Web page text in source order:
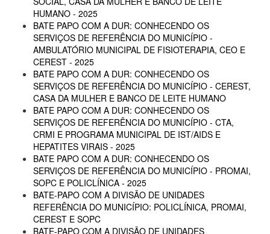
HUMANO - 2025
BATE PAPO COM A DUR: CONHECENDO OS
SERVIÇOS DE REFERÊNCIA DO MUNICÍPIO -
AMBULATÓRIO MUNICIPAL DE FISIOTERAPIA, CEO E
CEREST - 2025
BATE PAPO COM A DUR: CONHECENDO OS
SERVIÇOS DE REFERÊNCIA DO MUNICÍPIO - CEREST,
CASA DA MULHER E BANCO DE LEITE HUMANO
BATE PAPO COM A DUR: CONHECENDO OS
SERVIÇOS DE REFERÊNCIA DO MUNICÍPIO - CTA,
CRMI E PROGRAMA MUNICIPAL DE IST/AIDS E
HEPATITES VIRAIS - 2025
BATE PAPO COM A DUR: CONHECENDO OS
SERVIÇOS DE REFERÊNCIA DO MUNICÍPIO - PROMAI,
SOPC E POLICLÍNICA - 2025
BATE-PAPO COM A DIVISÃO DE UNIDADES
REFERÊNCIA DO MUNICÍPIO: POLICLÍNICA, PROMAI,
CEREST E SOPC
BATE-PAPO COM A DIVISÃO DE UNIDADES